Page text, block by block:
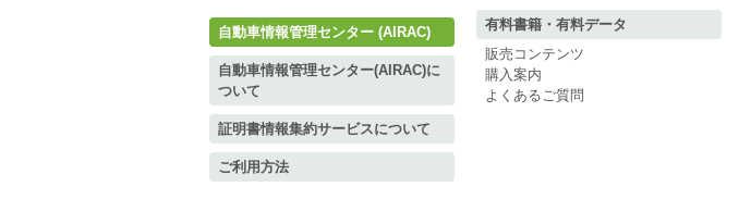
自動車情報管理センター (AIRAC)
自動車情報管理センター(AIRAC)に
ついて
証明書情報集約サービスについて
ご利用方法
有料書籍・有料データ
販売コンテンツ
購入案内
よくあるご質問